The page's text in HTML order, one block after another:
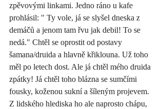
zpěvovými linkami. Jedno ráno u kafe
prohlásil: " Ty vole, já se slyšel dneska z
demáčů a jenom tam řvu jak debil! To se
nedá." Chtěl se oprostit od postavy
šamana/druida a hlavně křiklouna. Už toho
měl po letech dost. Ale já chtěl mého druida
zpátky! Já chtěl toho blázna se sumčími
fousky, koženou sukní a šíleným projevem.
Z lidského hlediska ho ale naprosto chápu,